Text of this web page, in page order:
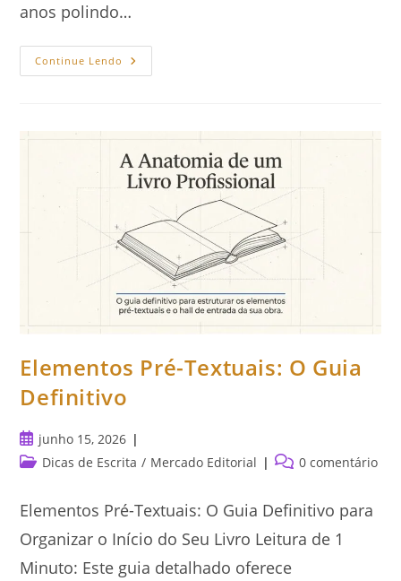
anos polindo…
Continue Lendo Elementos
Pré-
Para
Seu
Livro
Elementos Pré-Textuais: O Guia
Definitivo
Post
publicado:
junho 15, 2026
Categoria
Dicas de Escrita / Mercado Editorial
Comentários
0 comentário
Elementos Pré-Textuais: O Guia Definitivo para
Organizar o Início do Seu Livro Leitura de 1
Minuto: Este guia detalhado oferece